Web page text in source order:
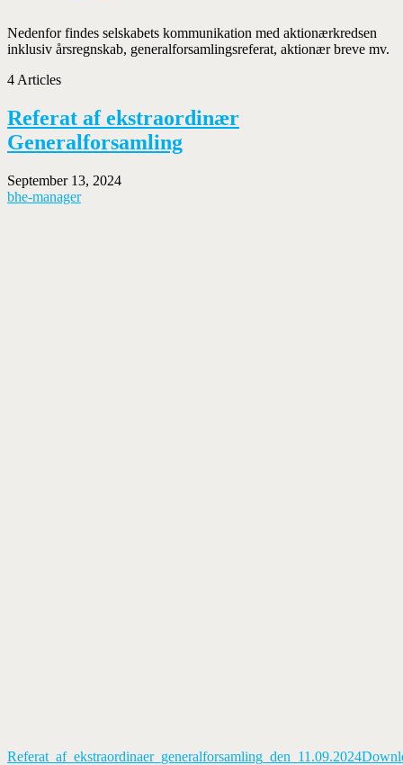
Nedenfor findes selskabets kommunikation med aktionærkredsen
inklusiv årsregnskab, generalforsamlingsreferat, aktionær breve mv.
4 Articles
Referat af ekstraordinær
Generalforsamling
September 13, 2024
bhe-manager
Referat_af_ekstraordinaer_generalforsamling_den_11.09.2024